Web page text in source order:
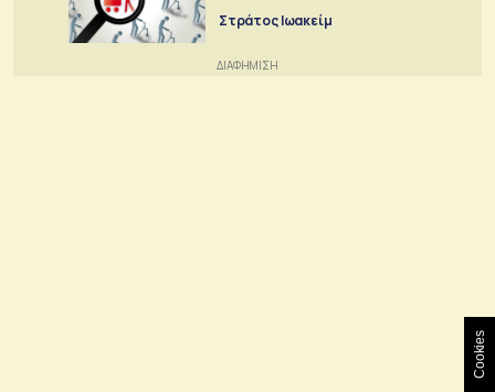
Στράτος Ιωακείμ
Cookies